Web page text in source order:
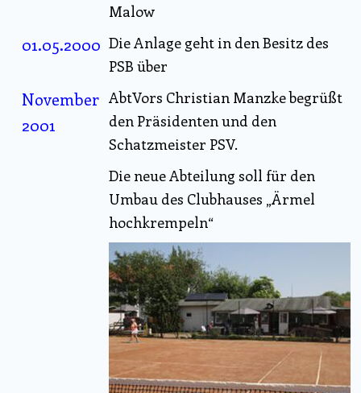
Malow
01.05.2000 Die Anlage geht in den Besitz des
PSB über
November
2001
AbtVors Christian Manzke begrüßt
den Präsidenten und den
Schatzmeister PSV.
Die neue Abteilung soll für den
Umbau des Clubhauses „Ärmel
hochkrempeln“